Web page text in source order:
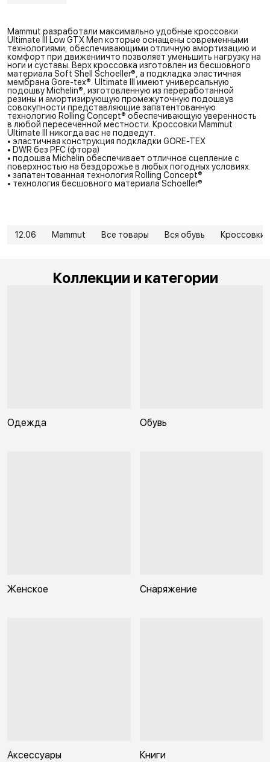
Mammut разработали максимально удобные кроссовки
Ultimate III Low GTX Men которые оснащены современными
технологиями, обеспечивающими отличную амортизацию и
комфорт при движениичто позволяет уменьшить нагрузку на
ноги и суставы. Верх кроссовка изготовлен из бесшовного
материала Soft Shell Schoeller®, а подкладка эластичная
мембрана Gore-tex®. Ultimate III имеют универсальную
подошву Michelin®, изготовленную из переработанной
резины и амортизирующую промежуточную подошвув
совокупности представляющие запатентованную
технологию Rolling Concept® обеспечивающую уверенность
в любой пересечённой местности. Кроссовки Mammut
Ultimate III никогда вас не подведут.
• эластичная конструкция подкладки GORE-TEX
• DWR без PFC (фтора)
• подошва Michelin обеспечивает отличное сцепление с
поверхностью на бездорожье в любых погодных условиях.
• запатентованная технология Rolling Concept®
• технология бесшовного материала Schoeller®
12.06 Mammut Все товары Вся обувь Кроссовки
Коллекции и категории
Одежда Обувь
Женское Снаряжение
Аксессуары Книги